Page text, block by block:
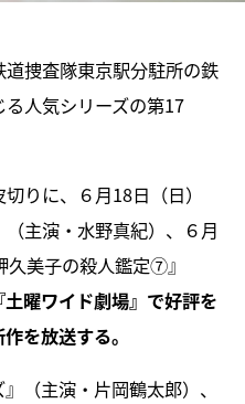
道捜査隊東京駅分駐所の鉄
人気シリーズの第17
りに、６月18日（日）
主演・水野真紀）、６月
美子の殺人鑑定⑦』
土曜ワイド劇場』で好評を
を放送する。
（主演・片岡鶴太郎）、